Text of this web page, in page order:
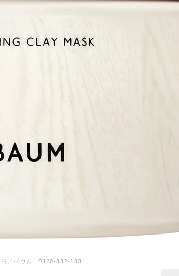
／バウム 0120-332-133